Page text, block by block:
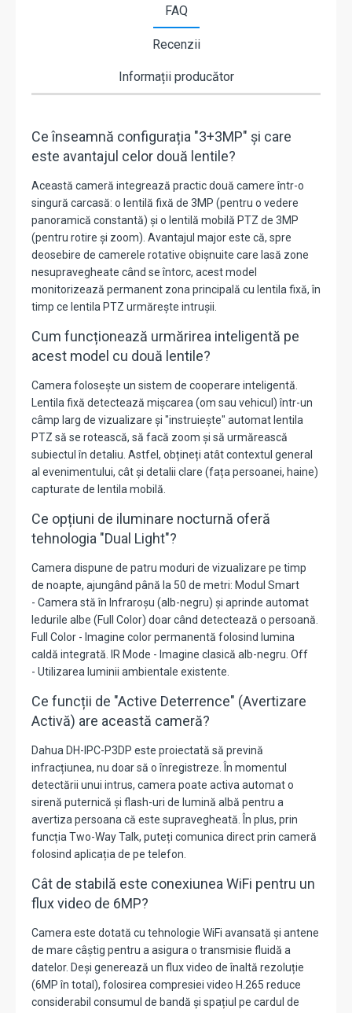
FAQ
Recenzii
Informații producător
Ce înseamnă configurația "3+3MP" și care
este avantajul celor două lentile?
Această cameră integrează practic două camere într-o
singură carcasă: o lentilă fixă de 3MP (pentru o vedere
panoramică constantă) și o lentilă mobilă PTZ de 3MP
(pentru rotire și zoom). Avantajul major este că, spre
deosebire de camerele rotative obișnuite care lasă zone
nesupravegheate când se întorc, acest model
monitorizează permanent zona principală cu lentila fixă, în
timp ce lentila PTZ urmărește intrușii.
Cum funcționează urmărirea inteligentă pe
acest model cu două lentile?
Camera folosește un sistem de cooperare inteligentă.
Lentila fixă detectează mișcarea (om sau vehicul) într-un
câmp larg de vizualizare și "instruiește" automat lentila
PTZ să se rotească, să facă zoom și să urmărească
subiectul în detaliu. Astfel, obțineți atât contextul general
al evenimentului, cât și detalii clare (fața persoanei, haine)
capturate de lentila mobilă.
Ce opțiuni de iluminare nocturnă oferă
tehnologia "Dual Light"?
Camera dispune de patru moduri de vizualizare pe timp
de noapte, ajungând până la 50 de metri: Modul Smart
- Camera stă în Infraroșu (alb-negru) și aprinde automat
ledurile albe (Full Color) doar când detectează o persoană.
Full Color - Imagine color permanentă folosind lumina
caldă integrată. IR Mode - Imagine clasică alb-negru. Off
- Utilizarea luminii ambientale existente.
Ce funcții de "Active Deterrence" (Avertizare
Activă) are această cameră?
Dahua DH-IPC-P3DP este proiectată să prevină
infracțiunea, nu doar să o înregistreze. În momentul
detectării unui intrus, camera poate activa automat o
sirenă puternică și flash-uri de lumină albă pentru a
avertiza persoana că este supravegheată. În plus, prin
funcțiaTwo-Way Talk, puteți comunica direct prin cameră
folosind aplicația de pe telefon.
Cât de stabilă este conexiunea WiFi pentru un
flux video de 6MP?
Camera este dotată cu tehnologie WiFi avansată și antene
de mare câștig pentru a asigura o transmisie fluidă a
datelor. Deși generează un flux video de înaltă rezoluție
(6MP în total), folosirea compresiei video H.265 reduce
considerabil consumul de bandă și spațiul pe cardul de